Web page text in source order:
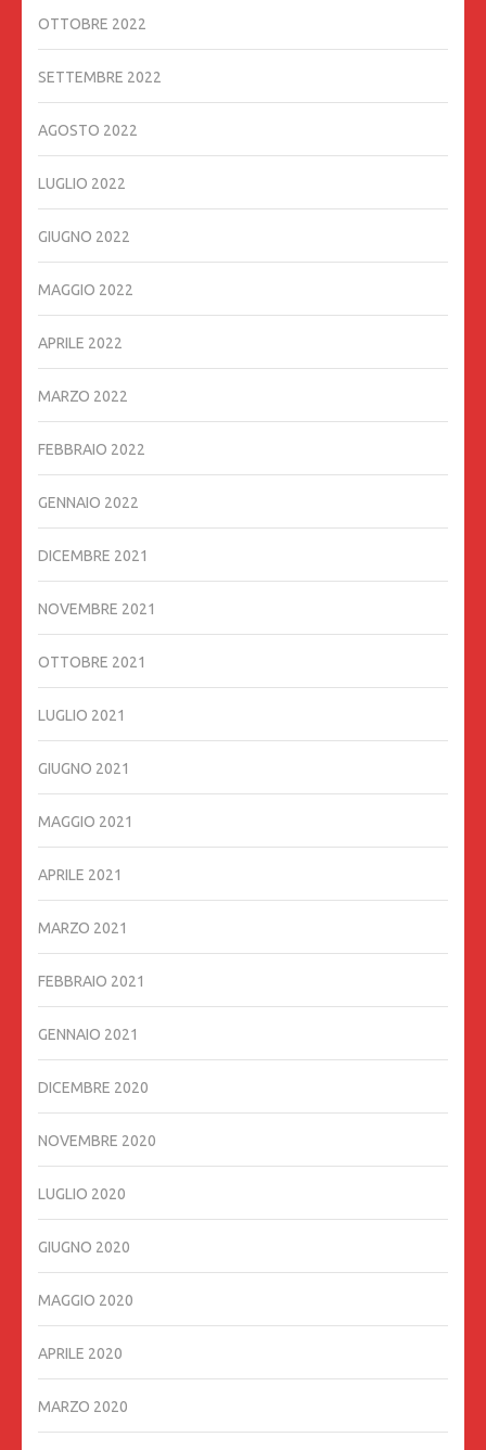
OTTOBRE 2022
SETTEMBRE 2022
AGOSTO 2022
LUGLIO 2022
GIUGNO 2022
MAGGIO 2022
APRILE 2022
MARZO 2022
FEBBRAIO 2022
GENNAIO 2022
DICEMBRE 2021
NOVEMBRE 2021
OTTOBRE 2021
LUGLIO 2021
GIUGNO 2021
MAGGIO 2021
APRILE 2021
MARZO 2021
FEBBRAIO 2021
GENNAIO 2021
DICEMBRE 2020
NOVEMBRE 2020
LUGLIO 2020
GIUGNO 2020
MAGGIO 2020
APRILE 2020
MARZO 2020